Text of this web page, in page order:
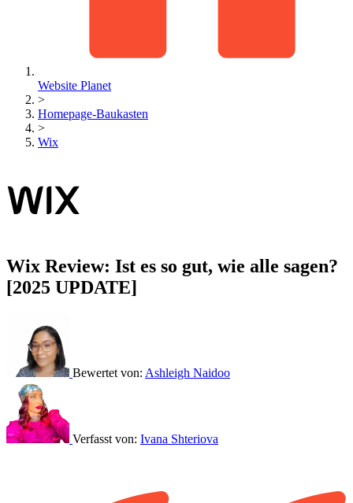
Website Planet
>
Homepage-Baukasten
>
Wix
Wix Review: Ist es so gut, wie alle sagen?
[2025 UPDATE]
Bewertet von: Ashleigh Naidoo
Verfasst von: Ivana Shteriova